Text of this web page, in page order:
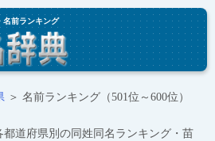
名前ランキング
＞ 名前ランキング（501位～600位）
都道府県別の同姓同名ランキング・苗